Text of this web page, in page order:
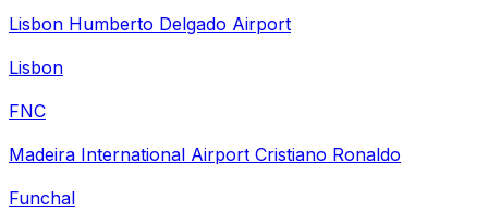
Lisbon Humberto Delgado Airport
Lisbon
FNC
Madeira International Airport Cristiano Ronaldo
Funchal